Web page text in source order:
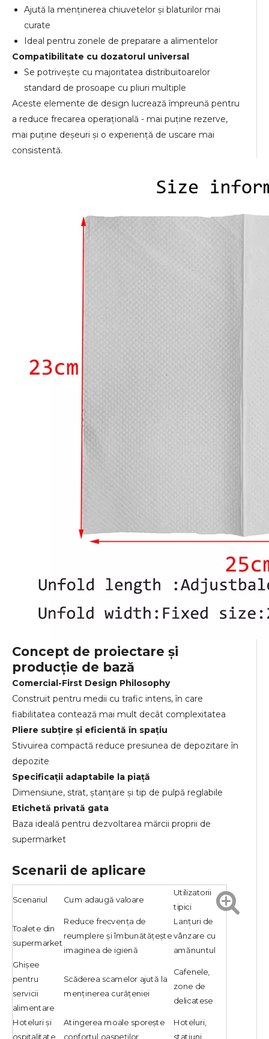
Ajută la menținerea chiuvetelor și blaturilor mai
curate
Ideal pentru zonele de preparare a alimentelor
Compatibilitate cu dozatorul universal
Se potrivește cu majoritatea distribuitoarelor
standard de prosoape cu pliuri multiple
Aceste elemente de design lucrează împreună pentru
a reduce frecarea operațională - mai puține rezerve,
mai puține deșeuri și o experiență de uscare mai
consistentă.
Concept de proiectare și
producție de bază
Comercial-First Design Philosophy
Construit pentru medii cu trafic intens, în care
fiabilitatea contează mai mult decât complexitatea
Pliere subțire și eficientă în spațiu
Stivuirea compactă reduce presiunea de depozitare în
depozite
Specificații adaptabile la piață
Dimensiune, strat, ștanțare și tip de pulpă reglabile
Etichetă privată gata
Baza ideală pentru dezvoltarea mărcii proprii de
supermarket
Scenarii de aplicare
Scenariul Cum adaugă valoare
Utilizatorii
tipici
Toalete din
supermarket
Reduce frecvența de
reumplere și îmbunătățește
imaginea de igienă
Lanțuri de
vânzare cu
amănuntul
Ghișee
pentru
servicii
alimentare
Scăderea scamelor ajută la
menținerea curățeniei
Cafenele,
zone de
delicatese
Hoteluri și
ospitalitate
Atingerea moale sporește
confortul oaspeților
Hoteluri,
statiuni